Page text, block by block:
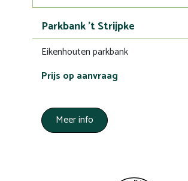
Parkbank 't Strijpke
Eikenhouten parkbank
Prijs op aanvraag
Meer info